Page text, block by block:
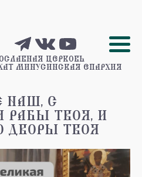
ЦЕРКОВЬ
МИНУСИНСКАЯ ЕПАРХИЯ
НАШ, С
ТВОЯ, И
ДВОРЫ ТВОЯ